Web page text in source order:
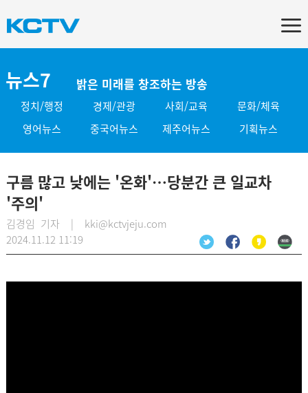
뉴스7 밝은 미래를 창조하는 방송
정치/행정 경제/관광 사회/교육
문화/체육
영어뉴스
중국어뉴스 제주어뉴스 기획뉴스
구름 많고 낮에는 '온화'…당분간 큰 일교차
'주의'
김경임 기자 | kki@kctvjeju.com
2024.11.12 11:19